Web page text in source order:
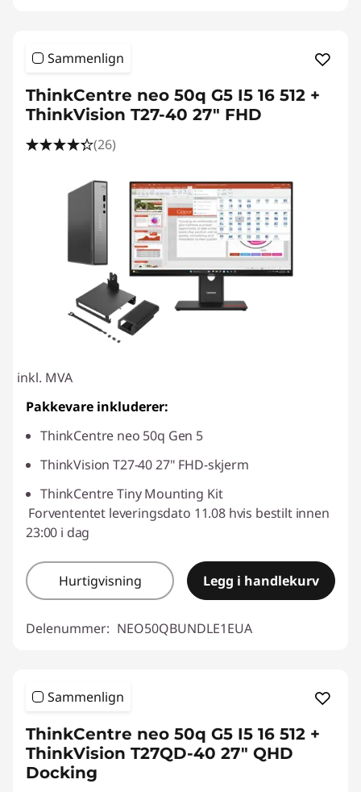
Sammenlign
ThinkCentre neo 50q G5 I5 16 512 +
ThinkVision T27-40 27" FHD
(26)
inkl. MVA
Pakkevare inkluderer:
ThinkCentre neo 50q Gen 5
ThinkVision T27-40 27" FHD-skjerm
ThinkCentre Tiny Mounting Kit
Forvententet leveringsdato 11.08 hvis bestilt innen
23:00 i dag
Hurtigvisning Legg i handlekurv
Delenummer: NEO50QBUNDLE1EUA
Sammenlign
ThinkCentre neo 50q G5 I5 16 512 +
ThinkVision T27QD-40 27" QHD
Docking